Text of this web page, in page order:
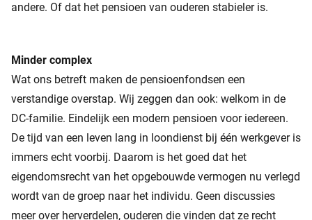
andere. Of dat het pensioen van ouderen stabieler is.
Minder complex
Wat ons betreft maken de pensioenfondsen een
verstandige overstap. Wij zeggen dan ook: welkom in de
DC-familie. Eindelijk een modern pensioen voor iedereen.
De tijd van een leven lang in loondienst bij één werkgever is
immers echt voorbij. Daarom is het goed dat het
eigendomsrecht van het opgebouwde vermogen nu verlegd
wordt van de groep naar het individu. Geen discussies
meer over herverdelen, ouderen die vinden dat ze recht